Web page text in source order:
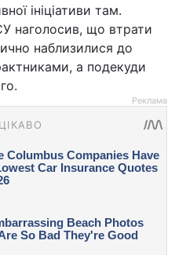
ініціативи там.
наголосив, що втрати
наблизилися до
а подекуди
Реклама